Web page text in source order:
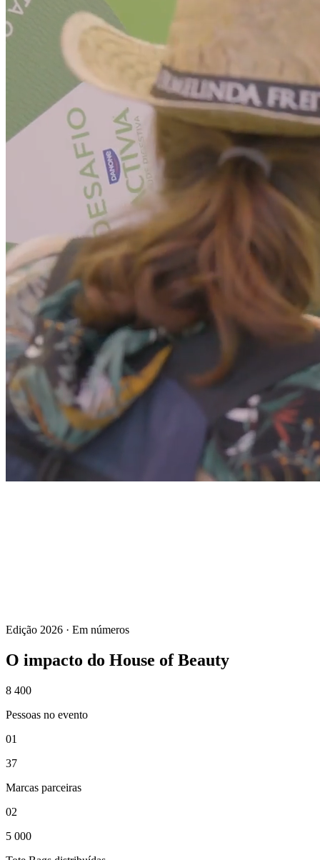
Edição 2026 · Em números
O impacto do House of Beauty
8 400
Pessoas no evento
01
37
Marcas parceiras
02
5 000